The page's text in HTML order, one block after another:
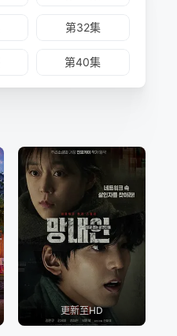
第32集
第40集
更新至HD